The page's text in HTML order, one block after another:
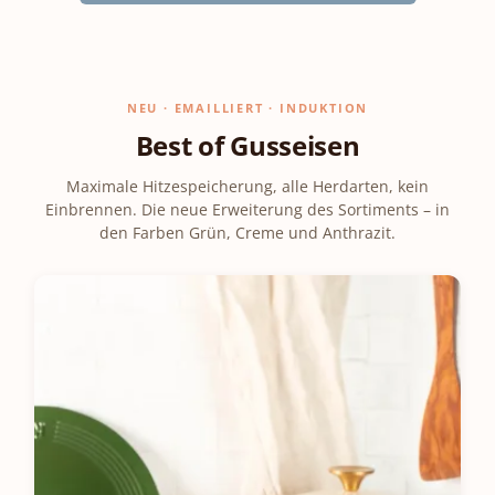
Größe und Modus deckt der
klassischer Gerichte ab:
(passend zur Huhn-Symbolik
auf dem Deckel) Rinderbraten
oder Schmorgulasch – ab 3
– ab 3 Liter Aufläufe und
Gratins – in jeder Größe, im
Alltags-Modus ohne Wässer-
Aufwand Brot und
klare Akzente in modernen
dunklen Unterteil ab.
Charakteristisches Design –
Bauern-Tradition im Tontopf
Was den Rustico aus dem
Bräter-Sortiment heraushebt,
sind die liebevoll gestalteten
Ein Huhn als Symbol für das
Geflügel-Schmoren, eine Kuh
Vielfalt – die drei Säulen der
bäuerlichen Küche, verewigt
auf einem Bräter. Diese
Verzierungen machen den
oder als Beilage für eine
kleine Braten: Ein ganzes
Hähnchen mit Beilagen,
Lammkeulen-Stücke oder ein
der gleichen Naturton-Magie
wie im großen Schmortopf.
Schmorkartoffeln, Ratatouille,
Ofengemüse – das Aroma
entwickelt sich im Naturton
intensiver als in jeder
Edelstahl-Pfanne. Aufwärmen
und Servieren: Reste vom
NEU · EMAILLIERT · INDUKTION
Best of Gusseisen
Maximale Hitzespeicherung, alle Herdarten, kein
Einbrennen. Die neue Erweiterung des Sortiments – in
den Farben Grün, Creme und Anthrazit.